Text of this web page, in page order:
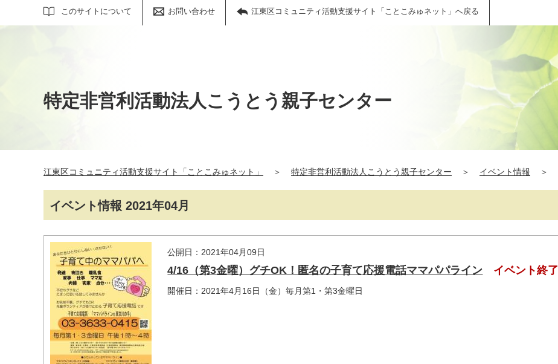
このサイトについて お問い合わせ 江東区コミュニティ活動支援サイト「ことこみゅネット」へ戻る
サイト内検索
特定非営利活動法人こうとう親子センター
江東区コミュニティ活動支援サイト「ことこみゅネット」 ＞ 特定非営利活動法人こうとう親子センター ＞ イベント情報 ＞
イベント情報 2021年04月
公開日：2021年04月09日
4/16（第3金曜）グチOK！匿名の子育て応援電話ママパパライン イベント終了
開催日：2021年4月16日（金）毎月第1・第3金曜日